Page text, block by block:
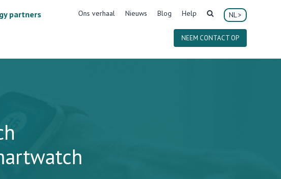
partners Ons verhaal Nieuws Blog Help NL
NEEM CONTACT OP